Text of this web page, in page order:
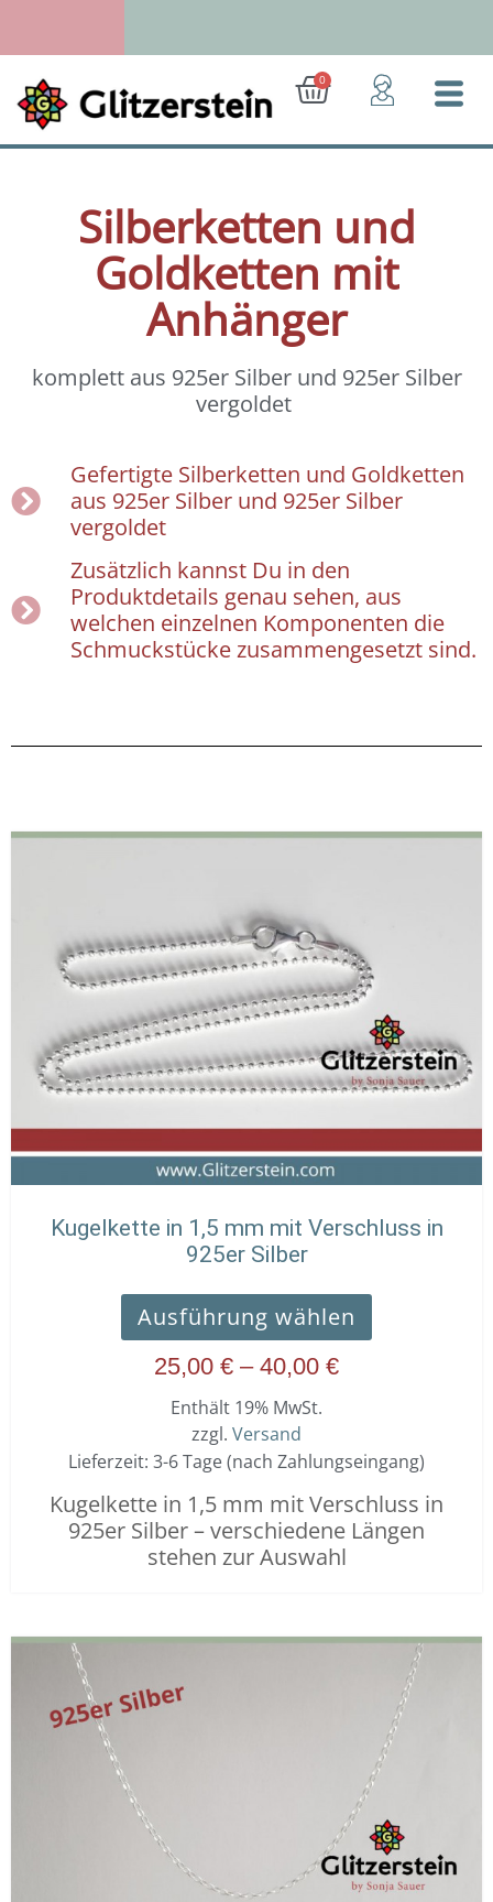
springen
0
Warenkorb
Silberketten und
Goldketten mit
Anhänger
komplett aus 925er Silber und 925er Silber
vergoldet
Gefertigte Silberketten und Goldketten
aus 925er Silber und 925er Silber
vergoldet
Zusätzlich kannst Du in den
Produktdetails genau sehen, aus
welchen einzelnen Komponenten die
Schmuckstücke zusammengesetzt sind.
Kugelkette in 1,5 mm mit Verschluss in
925er Silber
Ausführung wählen
Dieses
auf.
Optionen
können
auf
gewählt
werden
25,00 € – 40,00 €
Preisspanne:
40,00 €
Enthält 19% MwSt.
zzgl. Versand
Lieferzeit: 3-6 Tage (nach Zahlungseingang)
Kugelkette in 1,5 mm mit Verschluss in
925er Silber – verschiedene Längen
stehen zur Auswahl
Dieses
Produkt
weist
mehrere
Varianten
auf.
Optionen
können
auf
Preisspanne:
25,00 €
35,00 €